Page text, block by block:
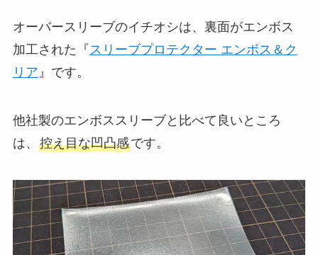
オーバースリーブのイチオシは、裏面がエンボス
加工された『 スリーブプロテクター エンボス＆ク
リア 』です。
他社製のエンボススリーブと比べて良いところ
は、 控え目な凹凸感です。